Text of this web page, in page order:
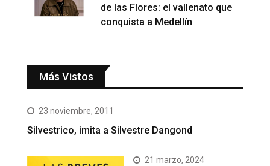
de las Flores: el vallenato que
conquista a Medellín
Más Vistos
23 noviembre, 2011
Silvestrico, imita a Silvestre Dangond
21 marzo, 2024